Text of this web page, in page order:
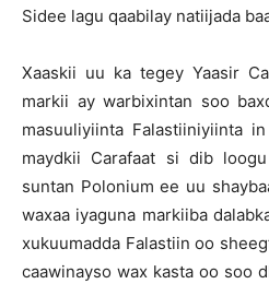
Sidee lagu qaabilay natiijada
Xaaskii uu ka tegey Yaasir
markii ay warbixintan soo
masuuliyiinta Falastiiniyiinta
maydkii Carafaat si dib
suntan Polonium ee uu
waxaa iyaguna markiiba
xukuumadda Falastiin oo
caawinayso wax kasta oo soo